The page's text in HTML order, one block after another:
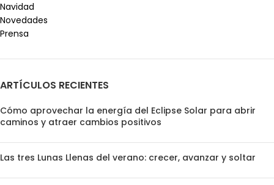
Navidad
Novedades
Prensa
ARTÍCULOS RECIENTES
Cómo aprovechar la energía del Eclipse Solar para abrir
caminos y atraer cambios positivos
Las tres Lunas Llenas del verano: crecer, avanzar y soltar